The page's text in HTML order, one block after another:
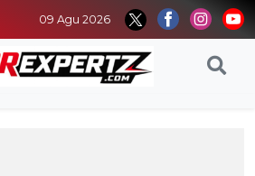
09 Agu 2026